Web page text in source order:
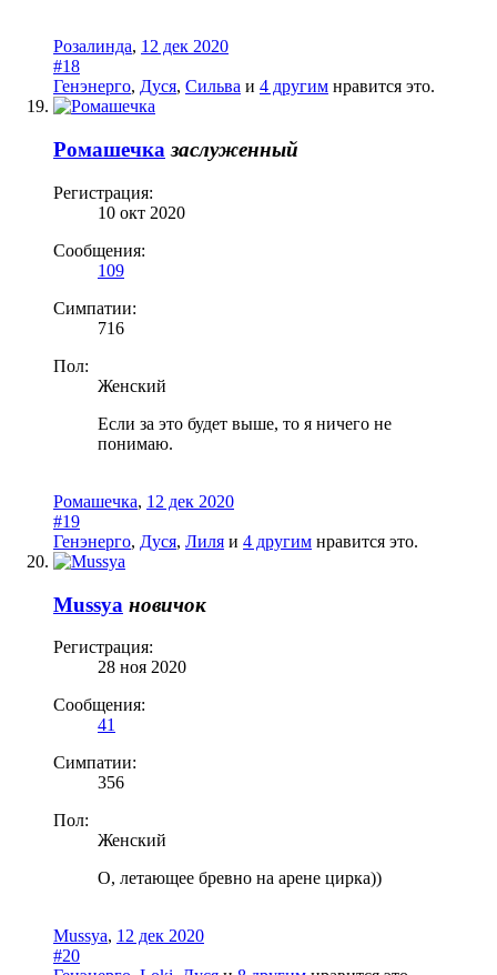
Розалинда, 12 дек 2020
#18
Генэнерго, Дуся, Сильва и 4 другим нравится это.
Ромашечка заслуженный
Регистрация:
10 окт 2020
Сообщения:
109
Симпатии:
716
Пол:
Женский
Если за это будет выше, то я ничего не
понимаю.
Ромашечка, 12 дек 2020
#19
Генэнерго, Дуся, Лиля и 4 другим нравится это.
Mussya новичок
Регистрация:
28 ноя 2020
Сообщения:
41
Симпатии:
356
Пол:
Женский
О, летающее бревно на арене цирка))
Mussya, 12 дек 2020
#20